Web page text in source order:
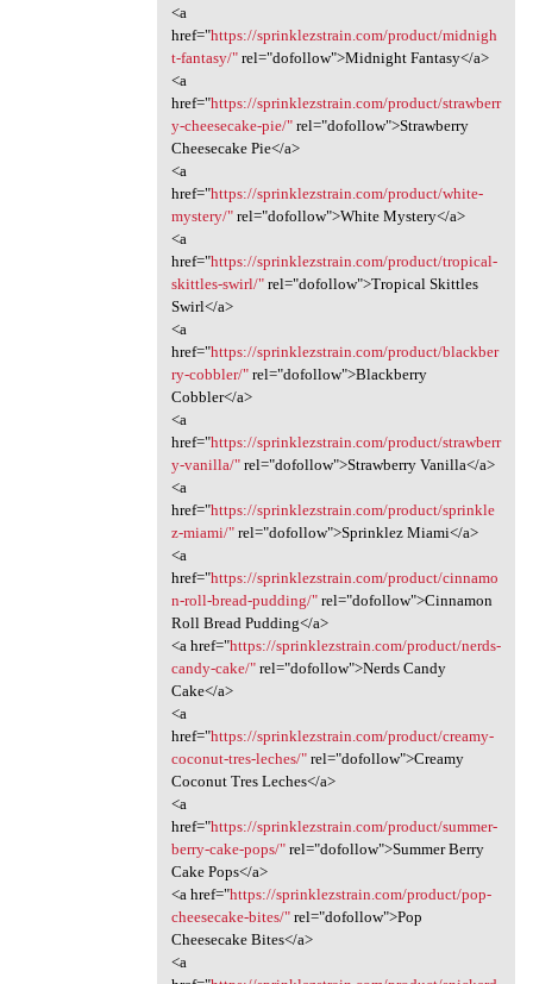
<a
href="https://sprinklezstrain.com/product/midnigh
t-fantasy/"rel="dofollow">Midnight Fantasy</a>
<a
href="https://sprinklezstrain.com/product/strawberr
y-cheesecake-pie/"rel="dofollow">Strawberry
Cheesecake Pie</a>
<a
href="https://sprinklezstrain.com/product/white-
mystery/"rel="dofollow">White Mystery</a>
<a
href="https://sprinklezstrain.com/product/tropical-
skittles-swirl/"rel="dofollow">Tropical Skittles
Swirl</a>
<a
href="https://sprinklezstrain.com/product/blackber
ry-cobbler/"rel="dofollow">Blackberry
Cobbler</a>
<a
href="https://sprinklezstrain.com/product/strawberr
y-vanilla/"rel="dofollow">Strawberry Vanilla</a>
<a
href="https://sprinklezstrain.com/product/sprinkle
z-miami/"rel="dofollow">Sprinklez Miami</a>
<a
href="https://sprinklezstrain.com/product/cinnamo
n-roll-bread-pudding/"rel="dofollow">Cinnamon
Roll Bread Pudding</a>
<a href="https://sprinklezstrain.com/product/nerds-
candy-cake/"rel="dofollow">Nerds Candy
Cake</a>
<a
href="https://sprinklezstrain.com/product/creamy-
coconut-tres-leches/"rel="dofollow">Creamy
Coconut Tres Leches</a>
<a
href="https://sprinklezstrain.com/product/summer-
berry-cake-pops/"rel="dofollow">Summer Berry
Cake Pops</a>
<a href="https://sprinklezstrain.com/product/pop-
cheesecake-bites/"rel="dofollow">Pop
Cheesecake Bites</a>
<a